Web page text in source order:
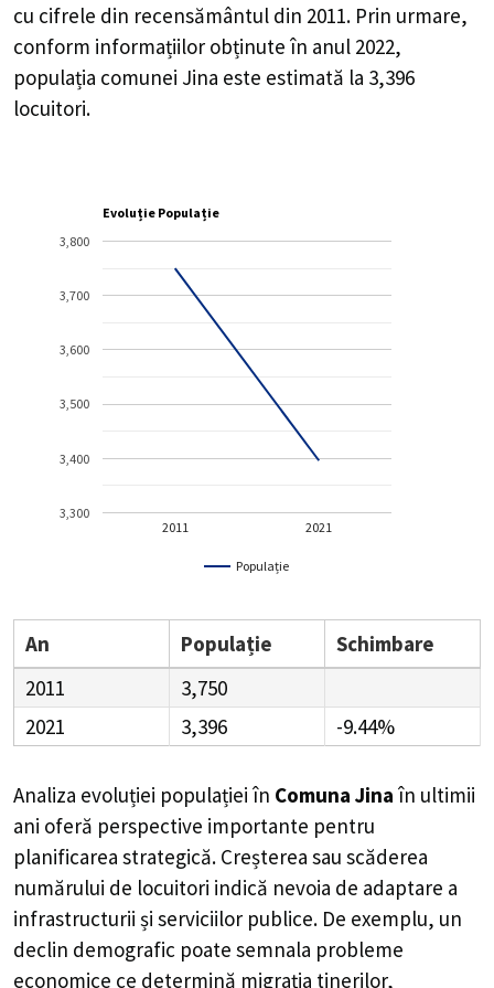
cu cifrele din recensământul din 2011. Prin urmare,
conform informațiilor obținute în anul 2022,
populația comunei Jina este estimată la 3,396
locuitori.
Evoluție Populație
Populație
2011 2021
3,300
3,400
3,500
3,600
3,700
3,800
An Populație
Schimbare
2011
3,750
2021
3,396 -9.44%
Analiza evoluției populației în Comuna Jina în ultimii
ani oferă perspective importante pentru
planificarea strategică. Creșterea sau scăderea
numărului de locuitori indică nevoia de adaptare a
infrastructurii și serviciilor publice. De exemplu, un
declin demografic poate semnala probleme
economice ce determină migrația tinerilor,